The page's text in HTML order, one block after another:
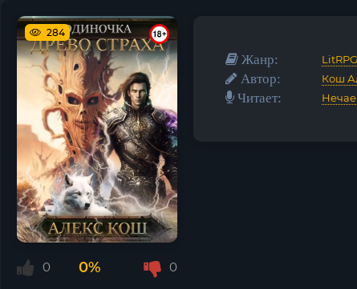
284
0 0% 0
Жанр: LitRPG
Автор: Кош
Читает: